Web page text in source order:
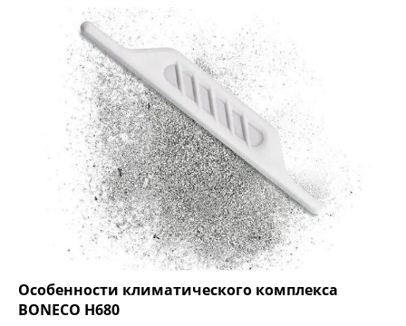
Особенности климатического комплекса
BONECO H680